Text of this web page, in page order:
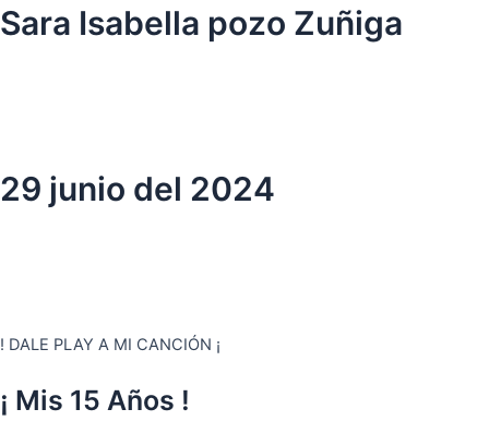
Ir
al
Sara Isabella pozo Zuñiga
29 junio del 2024
! DALE PLAY A MI CANCIÓN ¡
¡ Mis 15 Años !